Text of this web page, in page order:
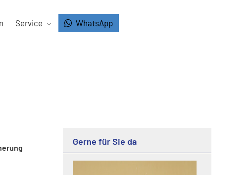
Service WhatsApp
Gerne für Sie da